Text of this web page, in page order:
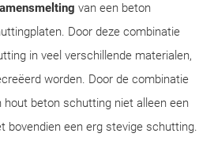
van een beton
Door deze combinatie
in veel verschillende materialen,
worden. Door de combinatie
hout beton schutting niet alleen een
bovendien een erg stevige schutting.